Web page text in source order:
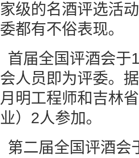
家级的名酒评选活
委都有不俗表现。
首届全国评酒会于
会人员即为评委。
月明工程师和吉林
业）2人参加。
第二届全国评酒会